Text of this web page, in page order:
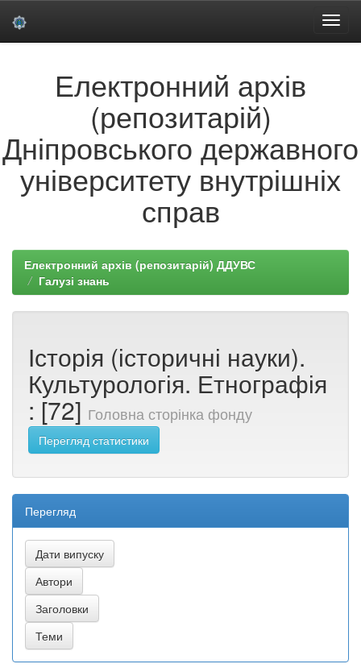
Електронний архів
(репозитарій)
Дніпровського державного
університету внутрішніх
справ
Електронний архів (репозитарій) ДДУВС
Галузі знань
Історія (історичні науки).
Культурологія. Етнографія
: [72] Головна сторінка фонду
Перегляд статистики
Перегляд